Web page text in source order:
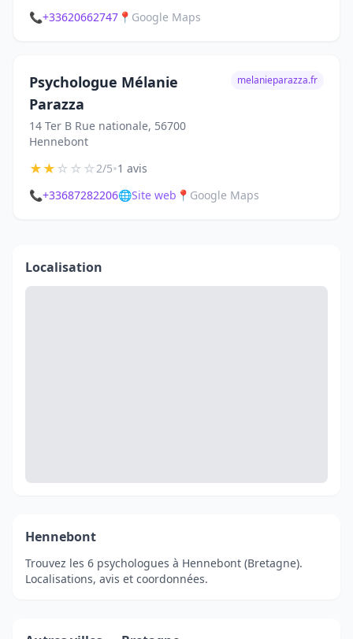
📞+33620662747 📍 Google Maps
Psychologue Mélanie
Parazza
14 Ter B Rue nationale, 56700
Hennebont
melanieparazza.fr
★★☆☆☆2/5•1 avis
📞+33687282206🌐Site web 📍 Google Maps
Localisation
Hennebont
Trouvez les 6 psychologues à Hennebont (Bretagne).
Localisations, avis et coordonnées.